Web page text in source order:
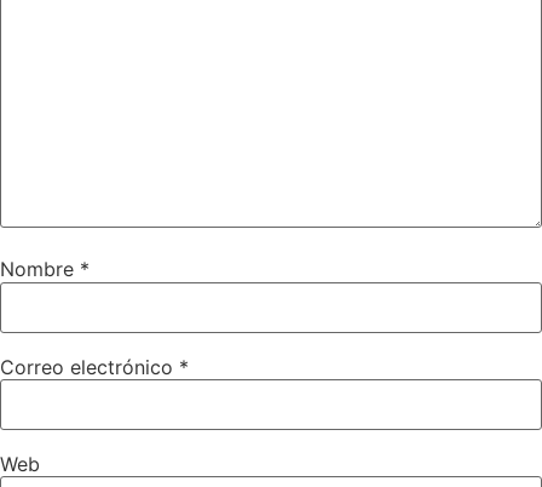
Nombre *
Correo electrónico *
Web